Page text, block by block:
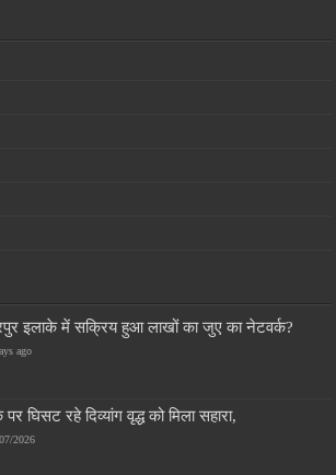
इलाके में सक्रिय हुआ लाखों का जुए का नेटवर्क?
ago
घिसट रहे दिव्यांग वृद्ध को मिला सहारा,
2026